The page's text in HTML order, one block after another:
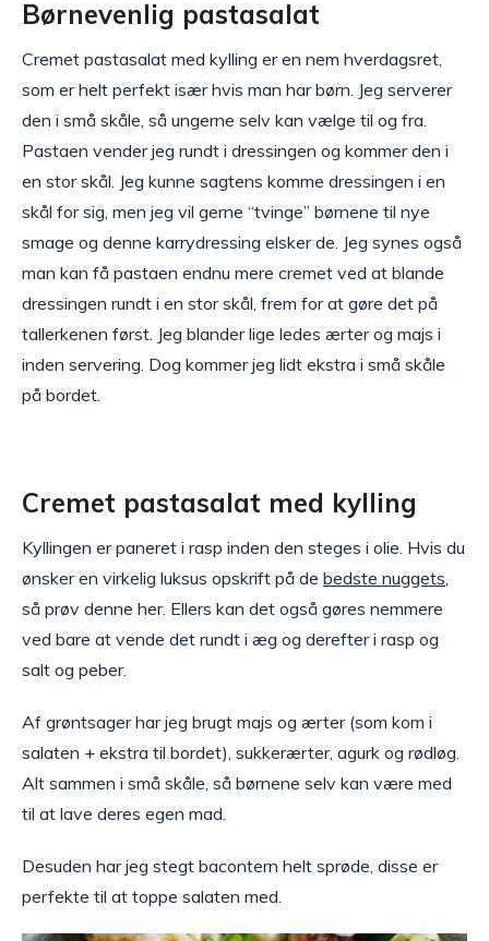
Børnevenlig pastasalat
Cremet pastasalat med kylling er en nem hverdagsret,
som er helt perfekt især hvis man har børn. Jeg serverer
den i små skåle, så ungerne selv kan vælge til og fra.
Pastaen vender jeg rundt i dressingen og kommer den i
en stor skål. Jeg kunne sagtens komme dressingen i en
skål for sig, men jeg vil gerne “tvinge” børnene til nye
smage og denne karrydressing elsker de. Jeg synes også
man kan få pastaen endnu mere cremet ved at blande
dressingen rundt i en stor skål, frem for at gøre det på
tallerkenen først. Jeg blander lige ledes ærter og majs i
inden servering. Dog kommer jeg lidt ekstra i små skåle
på bordet.
Cremet pastasalat med kylling
Kyllingen er paneret i rasp inden den steges i olie. Hvis du
ønsker en virkelig luksus opskrift på de bedste nuggets,
så prøv denne her. Ellers kan det også gøres nemmere
ved bare at vende det rundt i æg og derefter i rasp og
salt og peber.
Af grøntsager har jeg brugt majs og ærter (som kom i
salaten + ekstra til bordet), sukkerærter, agurk og rødløg.
Alt sammen i små skåle, så børnene selv kan være med
til at lave deres egen mad.
Desuden har jeg stegt bacontern helt sprøde, disse er
perfekte til at toppe salaten med.